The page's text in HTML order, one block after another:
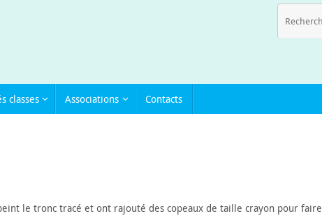
classes Associations Contacts
le tronc tracé et ont rajouté des copeaux de taille crayon pour faire